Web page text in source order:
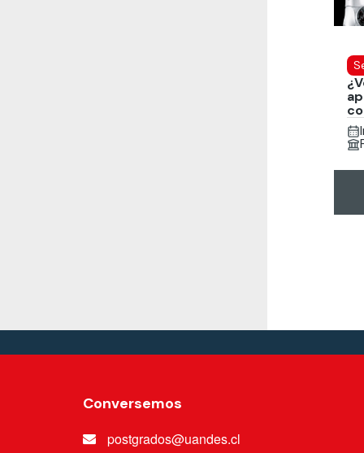
Conversemos
postgrados@uandes.cl